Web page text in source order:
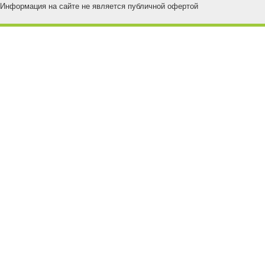
Информация на сайте не является публичной офертой